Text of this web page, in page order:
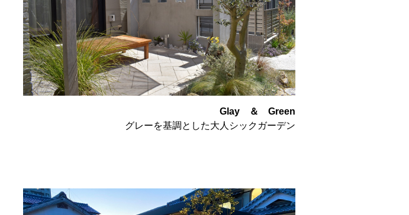
Glay ＆ Green
グレーを基調とした大人シックガーデン